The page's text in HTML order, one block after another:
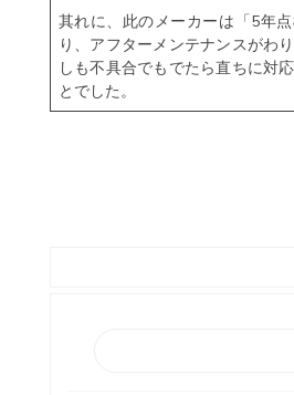
其れに、此のメーカーは「5年
り、アフターメンテナンスがわ
しも不具合でもでたら直ちに対
とでした。